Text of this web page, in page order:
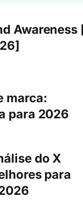
Awareness
marca:
para 2026
do X
para